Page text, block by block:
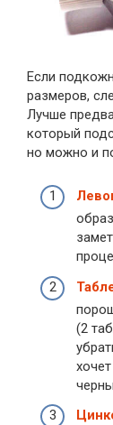
Если
размеров,
Лучше
который
но можно и
(2